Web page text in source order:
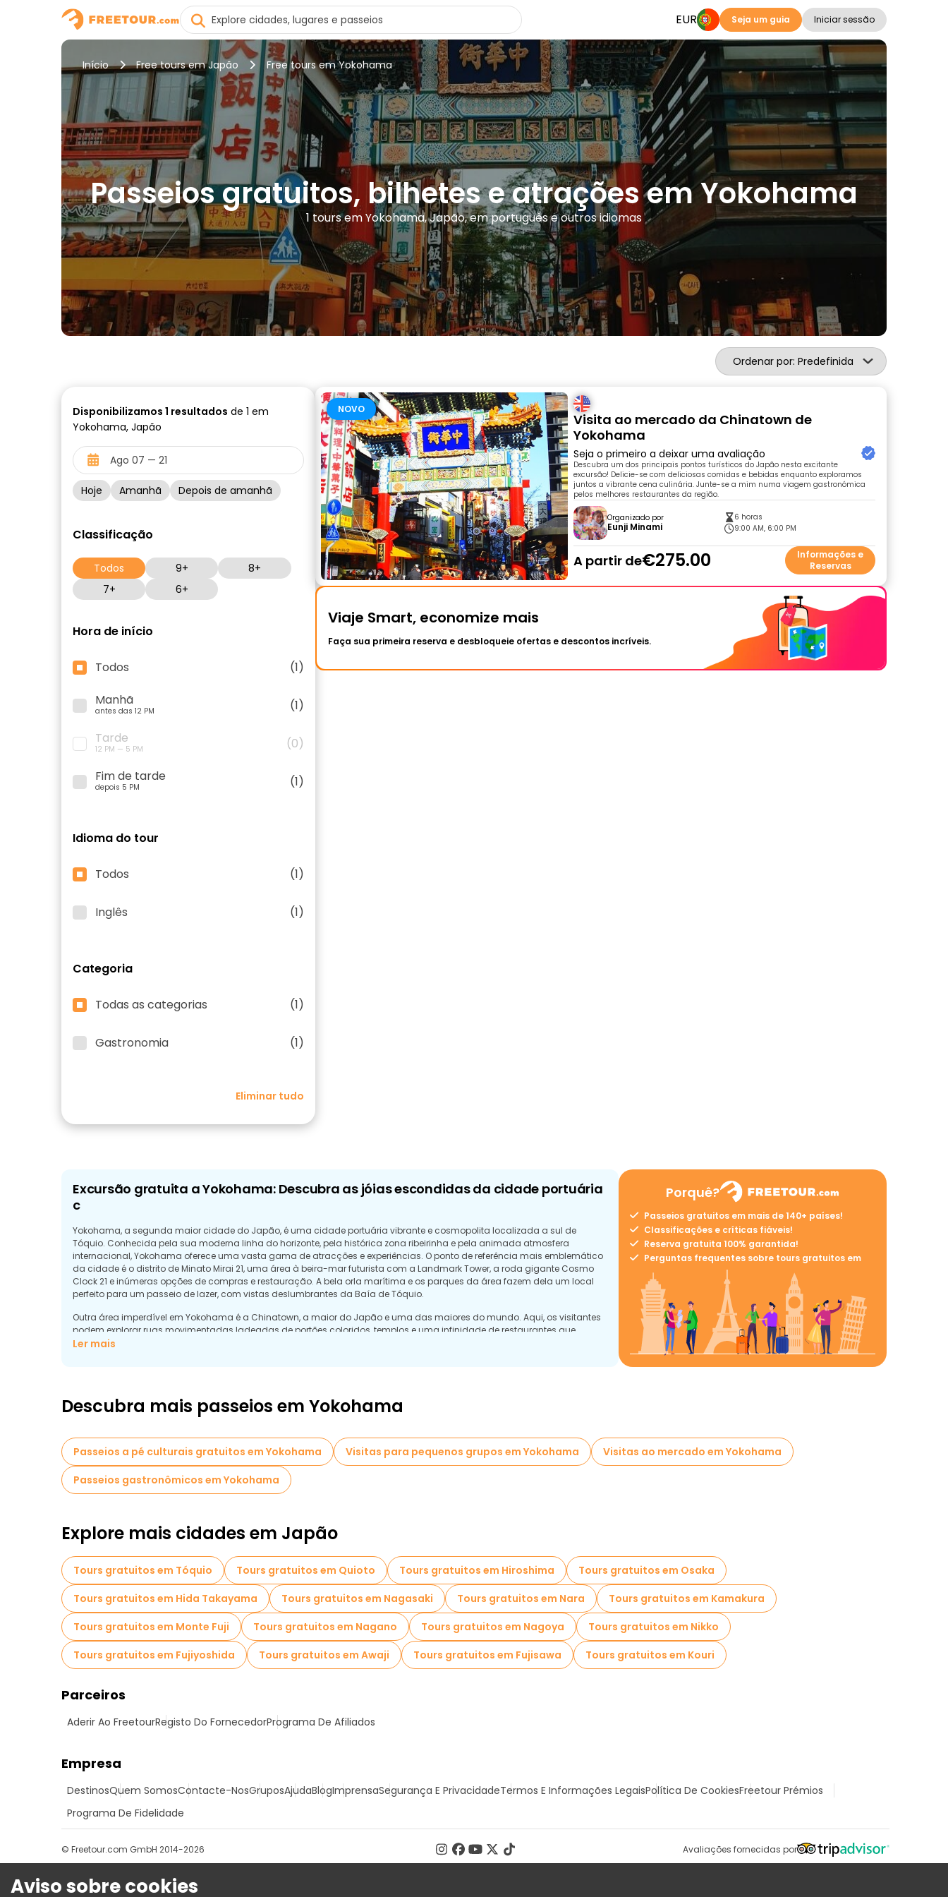
EUR Seja um guia Iniciar sessão
Início Free tours em Japão Free tours em Yokohama
Passeios gratuitos, bilhetes e atrações em Yokohama
1 tours em Yokohama, Japão, em português e outros idiomas
Ordenar por: Predefinida
Disponibilizamos 1 resultados de 1 em
Yokohama, Japão
Hoje Amanhã Depois de amanhã
Classificação
Todos 9+
8+
7+
6+
Hora de início
Todos
(1)
Manhã
antes das 12 PM
(1)
Tarde
12 PM — 5 PM
(0)
Fim de tarde
depois 5 PM (1)
Idioma do tour
Todos (1)
Inglês (1)
Categoria
Todas as categorias (1)
Gastronomia (1)
Eliminar tudo
NOVO
Visita ao mercado da Chinatown de
Yokohama
Seja o primeiro a deixar uma avaliação
Descubra um dos principais pontos turísticos do Japão nesta excitante
excursão! Delicie-se com deliciosas comidas e bebidas enquanto exploramos
juntos a vibrante cena culinária. Junte-se a mim numa viagem gastronómica
pelos melhores restaurantes da região.
Organizado por
Eunji Minami
6 horas
9:00 AM, 6:00 PM
A partir de€275.00
Informações e
Reservas
Viaje Smart, economize mais
Faça sua primeira reserva e desbloqueie ofertas e descontos incríveis.
Excursão gratuita a Yokohama: Descubra as jóias escondidas da cidade portuária
c
Yokohama, a segunda maior cidade do Japão, é uma cidade portuária vibrante e cosmopolita localizada a sul de
Tóquio. Conhecida pela sua moderna linha do horizonte, pela histórica zona ribeirinha e pela animada atmosfera
internacional, Yokohama oferece uma vasta gama de atracções e experiências. O ponto de referência mais emblemático
da cidade é o distrito de Minato Mirai 21, uma área à beira-mar futurista com a Landmark Tower, a roda gigante Cosmo
Clock 21 e inúmeras opções de compras e restauração. A bela orla marítima e os parques da área fazem dela um local
perfeito para um passeio de lazer, com vistas deslumbrantes da Baía de Tóquio.
Outra área imperdível em Yokohama é a Chinatown, a maior do Japão e uma das maiores do mundo. Aqui, os visitantes
podem explorar ruas movimentadas ladeadas de portões coloridos, templos e uma infinidade de restaurantes que
servem a deliciosa cozinha chinesa. O Parque Yamashita, nas proximidades, com as suas vistas panorâmicas e espaços
Ler mais
Porquê?
Passeios gratuitos em mais de 140+ países!
Classificações e críticas fiáveis!
Reserva gratuita 100% garantida!
Perguntas frequentes sobre tours gratuitos em
Descubra mais passeios em Yokohama
Passeios a pé culturais gratuitos em Yokohama Visitas para pequenos grupos em Yokohama
Visitas ao mercado em Yokohama
Passeios gastronômicos em Yokohama
Explore mais cidades em Japão
Tours gratuitos em Tóquio Tours gratuitos em Quioto Tours gratuitos em Hiroshima
Tours gratuitos em Osaka
Tours gratuitos em Hida Takayama
Tours gratuitos em Nagasaki Tours gratuitos em Nara
Tours gratuitos em Kamakura
Tours gratuitos em Monte Fuji
Tours gratuitos em Nagano Tours gratuitos em Nagoya
Tours gratuitos em Nikko
Tours gratuitos em Fujiyoshida
Tours gratuitos em Awaji Tours gratuitos em Fujisawa Tours gratuitos em Kouri
Parceiros
Aderir Ao FreetourRegisto Do FornecedorPrograma De Afiliados
Empresa
DestinosQuem SomosContacte-NosGruposAjudaBlogImprensaSegurança E PrivacidadeTermos E Informações LegaisPolítica De CookiesFreetour Prémios
Programa De Fidelidade
Avaliações fornecidas por
© Freetour.com GmbH 2014-2026
Aviso sobre cookies